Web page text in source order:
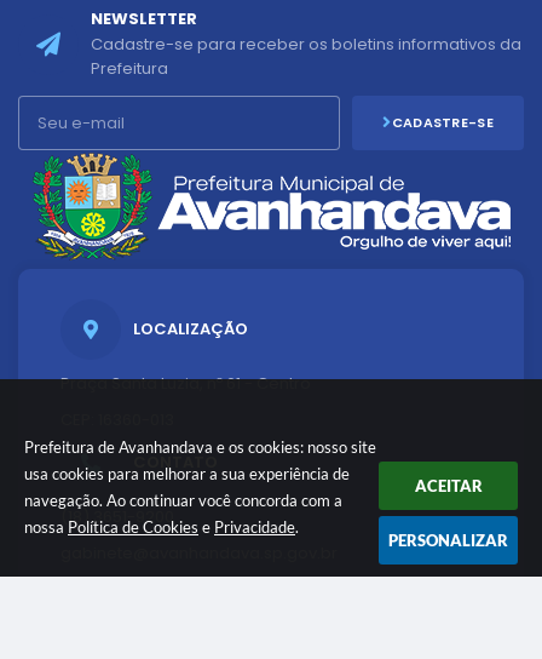
Prefeitura de Avanhandava e os cookies: nosso site
usa cookies para melhorar a sua experiência de
navegação. Ao continuar você concorda com a
nossa Política de Cookies e Privacidade.
ACEITAR
PERSONALIZAR
LOCALIZAÇÃO
Praça Santa Luzia, nº 61 - Centro
CONTATO
(18) 3651-9200
NEWSLETTER
Cadastre-se para receber os boletins informativos da
Prefeitura
CADASTRE-SE